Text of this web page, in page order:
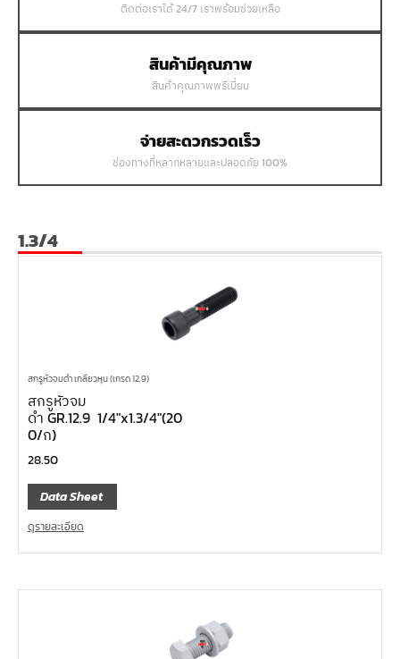
ติดต่อเราได้ 24/7 เราพร้อมช่วยเหลือ
สินค้ามีคุณภาพ
สินค้าคุณภาพพรีเมี่ยม
จ่ายสะดวกรวดเร็ว
ช่องทางที่หลากหลายและปลอดภัย 100%
1.3/4
สกรูหัวจมดำ เกลียวหุน (เกรด 12.9)
สกรูหัวจม
ดำ GR.12.9 1/4″x1.3/4″(20
0/ก)
28.50
Data Sheet
ดูรายละเอียด